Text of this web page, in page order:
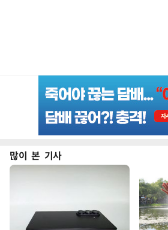
많이 본 기사